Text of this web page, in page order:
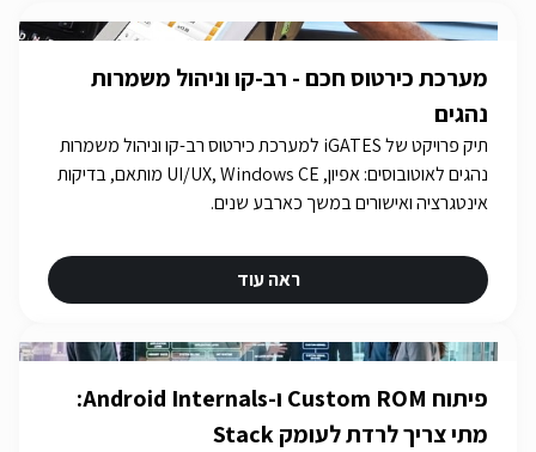
מערכת כירטוס חכם - רב-קו וניהול משמרות
נהגים
תיק פרויקט של iGATES למערכת כירטוס רב-קו וניהול משמרות
נהגים לאוטובוסים: אפיון, UI/UX, Windows CE מותאם, בדיקות
אינטגרציה ואישורים במשך כארבע שנים.
ראה עוד
פיתוח Custom ROM ו-Android Internals:
מתי צריך לרדת לעומק Stack